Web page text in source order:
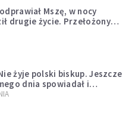
Mszę, w nocy
drugie życie. Przełożony
opuścić zakon
żyje polski biskup. Jeszcze
dnia spowiadał i
Mszę świętą